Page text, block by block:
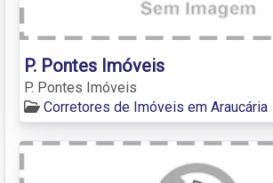
P. Pontes Imóveis
P. Pontes Imóveis
Corretores de Imóveis em Araucária